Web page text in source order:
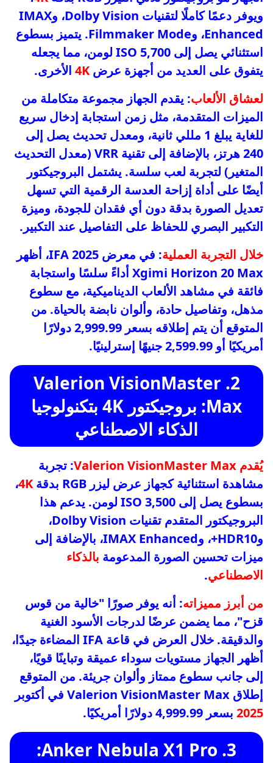
ويوفر دعمًا كاملًا لتقنيات Dolby Vision، وIMAX
Enhanced، وFilmmaker Mode. يتميز بسطوع
استثنائي يصل إلى 5,700 ISO لومن، مما يجعله
يتفوق على العديد من أجهزة عرض 4K الأخرى.
لعشاق الألعاب: يقدم الجهاز مجموعة متكاملة من
الميزات المتقدمة، مثل زمن استجابة إدخال سريع
للغاية يبلغ 1 مللي ثانية، ومعدل تحديث يصل إلى
240 هرتز، بالإضافة إلى تقنية VRR (معدل التحديث
المتغير) لتجربة لعب سلسة. يشتمل البروجيكتور
أيضًا على أداة إزاحة العدسة الرقمية التي تسهل
تعديل الصورة بدقة دون أي فقدان للجودة، وميزة
التكبير البصري للحفاظ على التفاصيل عند التكبير.
خلال التجربة العملية
: في معرض IFA 2025، أظهر
Xgimi Horizon 20 Max أداءً سلسًا واستجابة
فائقة في مشاهد الألعاب الديناميكية، مع سطوع
مذهل، وتفاصيل حادة، وألوان نابضة بالحياة. من
المتوقع أن يتم إطلاقه بسعر 2,999.99 دولارًا
أمريكيًا أو 2,599.99 جنيهًا إسترلينيًا.
2. Valerion VisionMaster
Max: بروجيكتور 4K بتكنولوجيا
الذكاء الاصطناعي
يُقدم Valerion VisionMaster Max
: تجربة
مشاهدة استثنائية كجهاز عرض ليزر RGB بدقة
4K،
بسطوع يصل إلى 3,500 ISO لومن. يدعم هذا
البروجيكتور المتقدم تقنيات Dolby Vision،
وHDR10+، وIMAX Enhanced، بالإضافة إلى
ميزات تحسين الصورة المدعومة بالذكاء
الاصطناعي.
من أبرز مميزاته: أنه يوفر صورًا "خالية من قوس
قزح"، مما يضمن عرضًا لدرجات الأسود الغنية
والدقيقة. خلال العرض في قاعة IFA المضاءة جيدًا،
أظهر الجهاز مستويات سوداء عميقة وتباينًا قويًا،
إلى جانب سطوع ممتاز وألوان جريئة. من المتوقع
إطلاق Valerion VisionMaster Max في أكتوبر
2025 بسعر 4,999.99 دولارًا أمريكيًا.
3. Anker Nebula X1 Pro: